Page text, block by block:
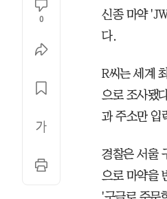
0
신종 마약
다.
R씨는 세계
으로 조사됐
과 주소만 입
경찰은 서울
으로 마약을